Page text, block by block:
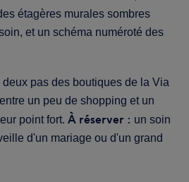
pas des boutiques de la Via
un peu de shopping et un
point fort. À réserver : un soin
d'un mariage ou d'un grand